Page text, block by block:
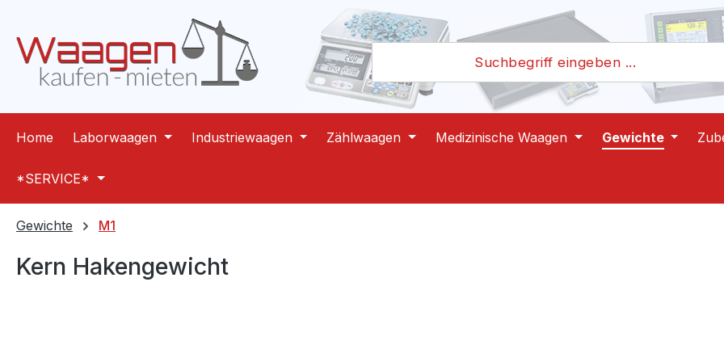
Zur Hauptnavigation springen
Home Laborwaagen Industriewaagen Zählwaagen Medizinische Waagen Gewichte
*SERVICE*
Gewichte M1
Kern Hakengewicht